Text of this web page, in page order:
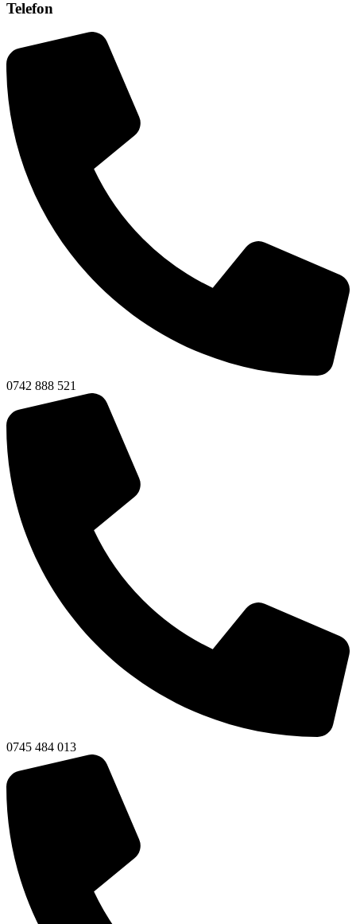
Telefon
0742 888 521
0745 484 013